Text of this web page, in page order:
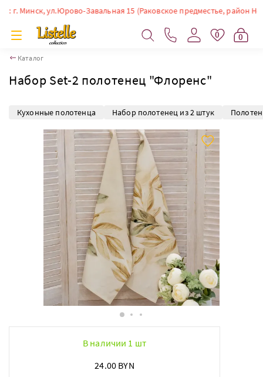
Минск, ул.Юрово-Завальная 15 (Раковское предместье, район
0 0
Каталог
Набор Set-2 полотенец "Флоренс"
Кухонные полотенца Набор полотенец из 2 штук
В наличии 1 шт
24.00 BYN